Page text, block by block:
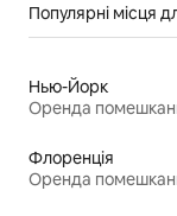
Популярні місця
Нью-Йорк
Флоренція